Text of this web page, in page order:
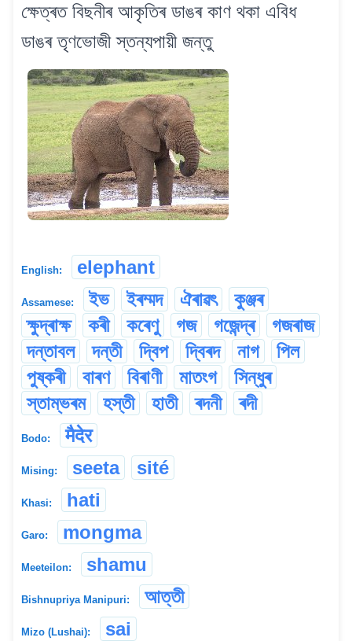
ক্ষেত্ৰত বিছনীৰ আকৃতিৰ ডাঙৰ কাণ থকা এবিধ
ডাঙৰ তৃণভোজী স্তন্যপায়ী জন্তু
English: elephant
Assamese: ইভ ইৰম্মদ ঐৰাৱৎ
কুঞ্জৰ
ক্ষুদ্ৰাক্ষ
কৰী কৰেণু গজ গজেন্দ্ৰ
গজৰাজ
দন্তাবল
দন্তী দ্বিপ দ্বিৰদ নাগ
পিল
পুষ্কৰী
বাৰণ বিৰাণী মাতংগ
সিন্ধুৰ
স্তাম্ভৰম
হস্তী হাতী ৰদনী ৰদী
Bodo: मैदेर
Mising: seeta sité
Khasi: hati
Garo: mongma
Meeteilon: shamu
Bishnupriya Manipuri: আত্তী
Mizo (Lushai): sai